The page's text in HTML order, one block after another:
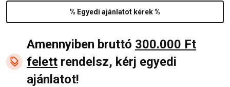
% Egyedi ajánlatot kérek %
Amennyiben bruttó 300.000 Ft
felett rendelsz, kérj egyedi
ajánlatot!